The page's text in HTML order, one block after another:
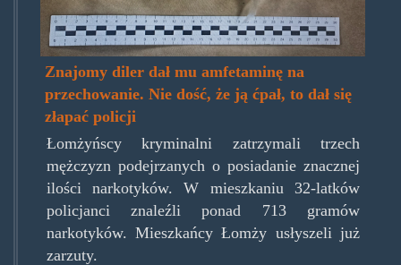
Znajomy diler dał mu amfetaminę na
przechowanie. Nie dość, że ją ćpał, to dał się
złapać policji
Łomżyńscy kryminalni zatrzymali trzech
mężczyzn podejrzanych o posiadanie znacznej
ilości narkotyków. W mieszkaniu 32-latków
policjanci znaleźli ponad 713 gramów
narkotyków. Mieszkańcy Łomży usłyszeli już
zarzuty.